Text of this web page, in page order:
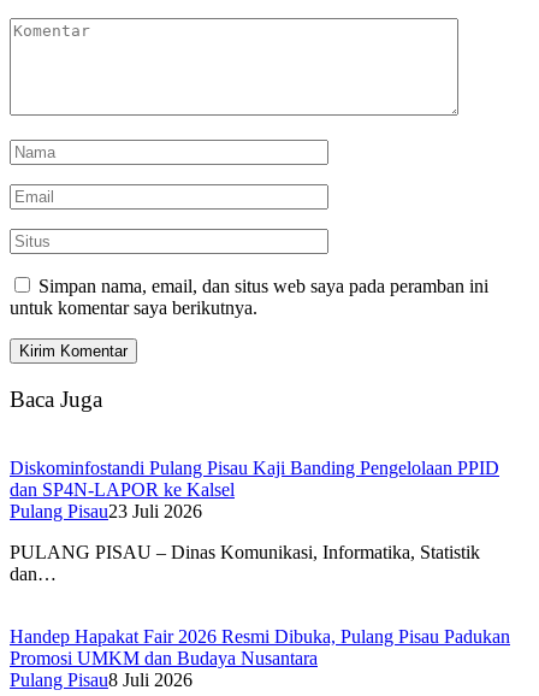
Simpan nama, email, dan situs web saya pada peramban ini
untuk komentar saya berikutnya.
Baca Juga
Diskominfostandi Pulang Pisau Kaji Banding Pengelolaan PPID
dan SP4N-LAPOR ke Kalsel
Pulang Pisau23 Juli 2026
PULANG PISAU – Dinas Komunikasi, Informatika, Statistik
dan…
Handep Hapakat Fair 2026 Resmi Dibuka, Pulang Pisau Padukan
Promosi UMKM dan Budaya Nusantara
Pulang Pisau8 Juli 2026